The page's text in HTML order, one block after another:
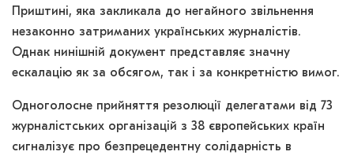
Приштині, яка закликала до негайного звільнення
незаконно затриманих українських журналістів.
Однак нинішній документ представляє значну
ескалацію як за обсягом, так і за конкретністю вимог.
Одноголосне прийняття резолюції делегатами від 73
журналістських організацій з 38 європейських країн
сигналізує про безпрецедентну солідарність в